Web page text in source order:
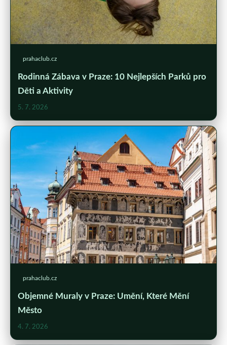
prahaclub.cz
Rodinná Zábava v Praze: 10 Nejlepších Parků pro
Děti a Aktivity
5. 7. 2026
prahaclub.cz
Objemné Muraly v Praze: Umění, Které Mění
Město
4. 7. 2026